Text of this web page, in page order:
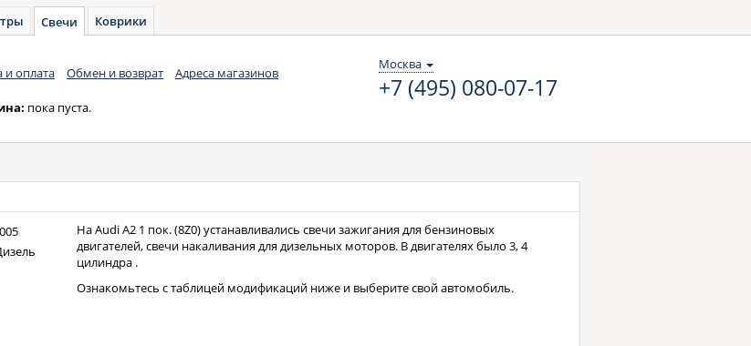
Свечи Коврики
и оплата Обмен и возврат Адреса магазинов
Москва
+7 (495) 080-07-17
пока пуста.
На Audi A2 1 пок. (8Z0) устанавливались свечи зажигания для бензиновых
двигателей, свечи накаливания для дизельных моторов. В двигателях было 3, 4
цилиндра .
Ознакомьтесь с таблицей модификаций ниже и выберите свой автомобиль.